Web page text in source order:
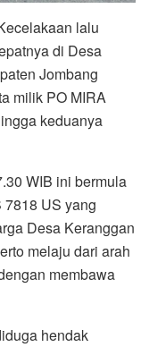
lalu
di Desa
Jombang
milik PO MIRA
keduanya
WIB ini bermula
US yang
Desa Keranggan
melaju dari arah
membawa
hendak